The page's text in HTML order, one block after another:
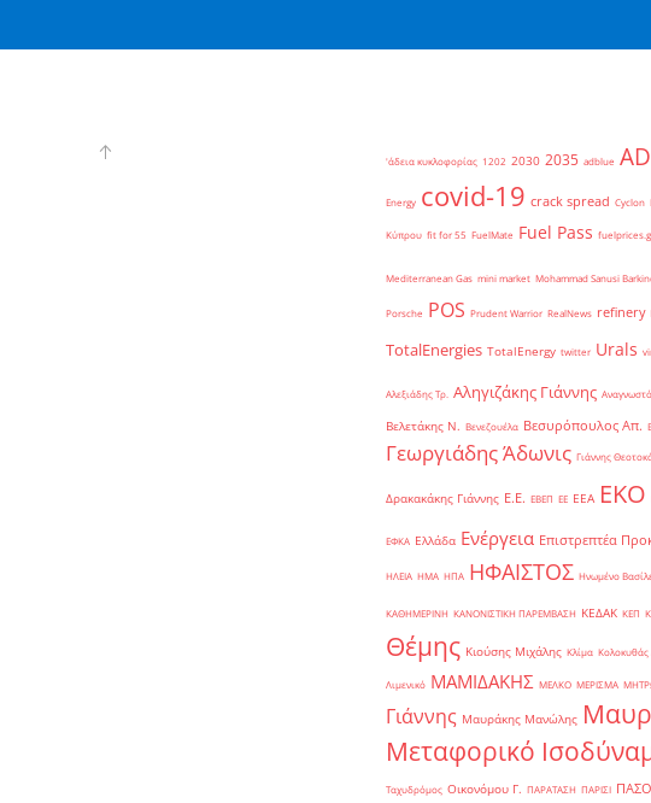
'άδεια κυκλοφορίας 1202 2030 2035 adblue
Energy covid-19 crack spread Cyclon
Κύπρου fit for 55 FuelMate Fuel Pass
Mediterranean Gas mini market Mohammad Sanusi
Porsche POS Prudent Warrior RealNews refinery
TotalEnergies TotalEnergy twitter Urals
Αλεξιάδης Τρ. Αληγιζάκης Γιάννης
Βελετάκης Ν. Βενεζουέλα Βεσυρόπουλος Απ.
Γεωργιάδης Άδωνις Γιάννης
Δρακακάκης Γιάννης Ε.Ε. ΕΒΕΠ ΕΕ ΕΕΑ ΕΚΟ
ΕΦΚΑ Ελλάδα Ενέργεια Επιστρεπτέα
ΗΛΕΙΑ ΗΜΑ ΗΠΑ ΗΦΑΙΣΤΟΣ Ηνωμένο
ΚΑΘΗΜΕΡΙΝΗ ΚΑΝΟΝΙΣΤΙΚΗ ΠΑΡΕΜΒΑΣΗ ΚΕΔΑΚ ΚΕΠ
Θέμης Κιούσης Μιχάλης Κλίμα Κολοκυθάς
Λιμενικό ΜΑΜΙΔΑΚΗΣ ΜΕΛΚΟ ΜΕΡΙΣΜΑ
Γιάννης Μαυράκης Μανώλης
Μεταφορικό
Ταχυδρόμος Οικονόμου Γ. ΠΑΡΑΤΑΣΗ ΠΑΡΙΣΙ